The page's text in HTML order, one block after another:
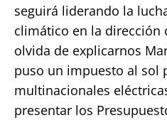
seguirá liderando la
climático en la dirección
olvida de explicarnos
puso un impuesto al sol
multinacionales
presentar los